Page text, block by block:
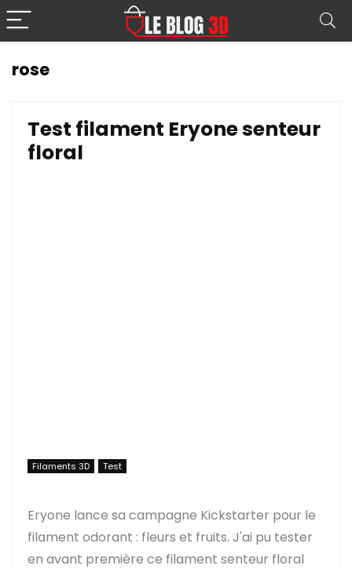
rose
Test filament Eryone senteur
floral
Filaments 3D Test
Eryone lance sa campagne Kickstarter pour le
filament odorant : fleurs et fruits. J'ai pu tester
en avant première ce filament senteur floral